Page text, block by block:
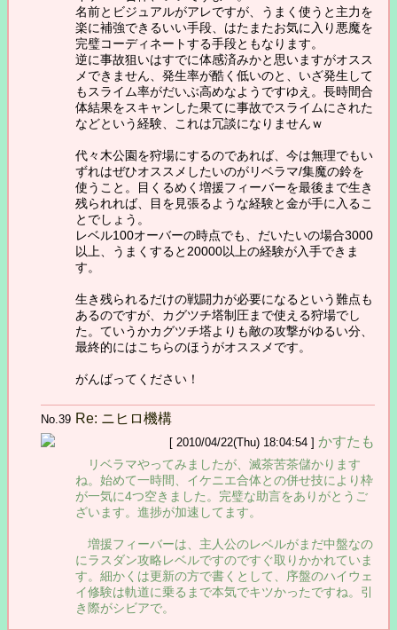
名前とビジュアルがアレですが、うまく使うと主力を
楽に補強できるいい手段、はたまたお気に入り悪魔を
完璧コーディネートする手段ともなります。
逆に事故狙いはすでに体感済みかと思いますがオスス
メできません、発生率が酷く低いのと、いざ発生して
もスライム率がだいぶ高めなようですゆえ。長時間合
体結果をスキャンした果てに事故でスライムにされた
などという経験、これは冗談になりませんｗ
代々木公園を狩場にするのであれば、今は無理でもい
ずれはぜひオススメしたいのがリベラマ/集魔の鈴を
使うこと。目くるめく増援フィーバーを最後まで生き
残られれば、目を見張るような経験と金が手に入るこ
とでしょう。
レベル100オーバーの時点でも、だいたいの場合3000
以上、うまくすると20000以上の経験が入手できま
す。
生き残られるだけの戦闘力が必要になるという難点も
あるのですが、カグツチ塔制圧まで使える狩場でし
た。ていうかカグツチ塔よりも敵の攻撃がゆるい分、
最終的にはこちらのほうがオススメです。
がんばってください！
No.39 Re: ニヒロ機構
[ 2010/04/22(Thu) 18:04:54 ] かすたも
リベラマやってみましたが、滅茶苦茶儲かります
ね。始めて一時間、イケニエ合体との併せ技により枠
が一気に4つ空きました。完璧な助言をありがとうご
ざいます。進捗が加速してます。
増援フィーバーは、主人公のレベルがまだ中盤なの
にラスダン攻略レベルですのですぐ取りかかれていま
す。細かくは更新の方で書くとして、序盤のハイウェ
イ修験は軌道に乗るまで本気でキツかったですね。引
き際がシビアで。